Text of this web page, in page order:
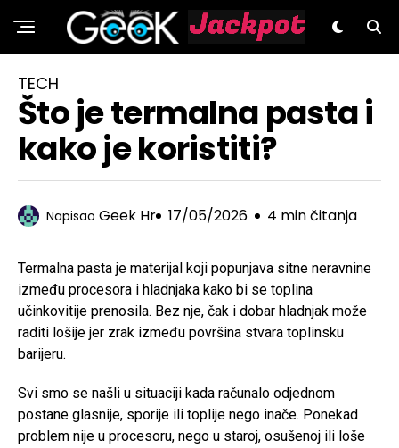
GeeK.hr
TECH
Što je termalna pasta i
kako je koristiti?
Napisao Geek Hr 17/05/2026 4 min čitanja
Termalna pasta je materijal koji popunjava sitne neravnine
između procesora i hladnjaka kako bi se toplina
učinkovitije prenosila. Bez nje, čak i dobar hladnjak može
raditi lošije jer zrak između površina stvara toplinsku
barijeru.
Svi smo se našli u situaciji kada računalo odjednom
postane glasnije, sporije ili toplije nego inače. Ponekad
problem nije u procesoru, nego u staroj, osušenoj ili loše